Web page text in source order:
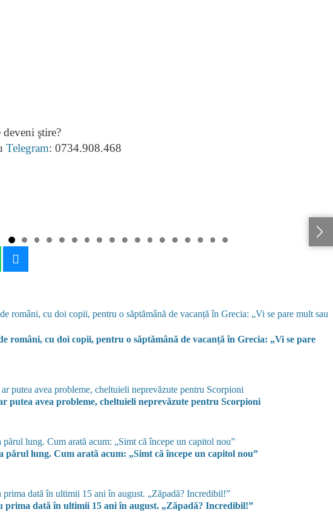
ştire?
Telegram: 0734.908.468
români, cu doi copii, pentru o săptămână de vacanță în Grecia: „Vi se pare
putea avea probleme, cheltuieli neprevăzute pentru Scorpioni
părul lung. Cum arată acum: „Simt că începe un capitol nou”
prima dată în ultimii 15 ani în august. „Zăpadă? Incredibil!”